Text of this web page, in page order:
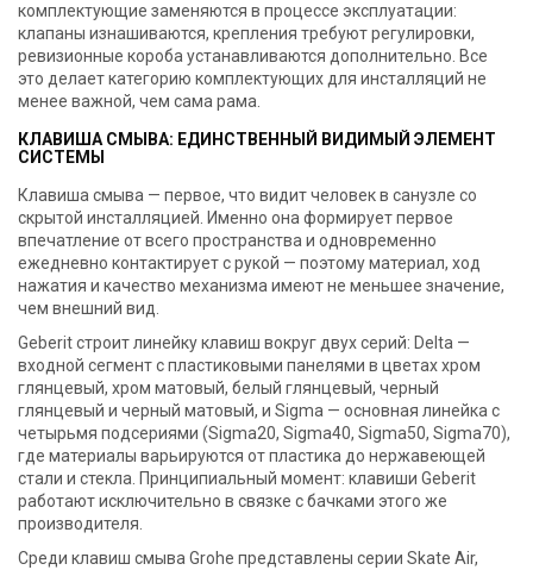
комплектующие заменяются в процессе эксплуатации:
клапаны изнашиваются, крепления требуют регулировки,
ревизионные короба устанавливаются дополнительно. Все
это делает категорию комплектующих для инсталляций не
менее важной, чем сама рама.
КЛАВИША СМЫВА: ЕДИНСТВЕННЫЙ ВИДИМЫЙ ЭЛЕМЕНТ
СИСТЕМЫ
Клавиша смыва — первое, что видит человек в санузле со
скрытой инсталляцией. Именно она формирует первое
впечатление от всего пространства и одновременно
ежедневно контактирует с рукой — поэтому материал, ход
нажатия и качество механизма имеют не меньшее значение,
чем внешний вид.
Geberit строит линейку клавиш вокруг двух серий: Delta —
входной сегмент с пластиковыми панелями в цветах хром
глянцевый, хром матовый, белый глянцевый, черный
глянцевый и черный матовый, и Sigma — основная линейка с
четырьмя подсериями (Sigma20, Sigma40, Sigma50, Sigma70),
где материалы варьируются от пластика до нержавеющей
стали и стекла. Принципиальный момент: клавиши Geberit
работают исключительно в связке с бачками этого же
производителя.
Среди клавиш смыва Grohe представлены серии Skate Air,